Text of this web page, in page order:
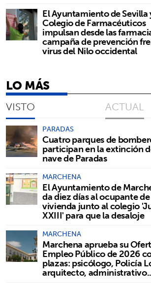
El Ayuntamiento de Sevilla
Colegio de Farmacéuticos
impulsan desde las
campaña de prevención
virus del Nilo occidental
LO MÁS
VISTO ACTUAL
PARADAS
Cuatro parques de
participan en la extinción
nave de Paradas
MARCHENA
El Ayuntamiento de
da diez días al ocupante
vivienda junto al colegio
XXIII' para que la desaloje
MARCHENA
Marchena aprueba su
Empleo Público de 2026
plazas: psicólogo, Policía
arquitecto,